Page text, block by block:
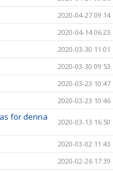
2020-04-27 09:14
2020-04-14 06:23
2020-03-30 11:01
2020-03-30 09:53
2020-03-23 10:47
2020-03-23 10:46
för denna
2020-03-13 16:50
2020-03-02 11:43
2020-02-26 17:39